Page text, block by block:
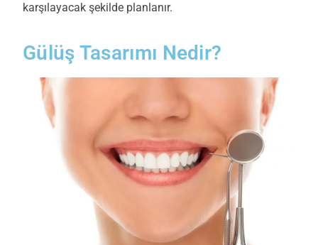
karşılayacak şekilde planlanır.
Gülüş Tasarımı Nedir?